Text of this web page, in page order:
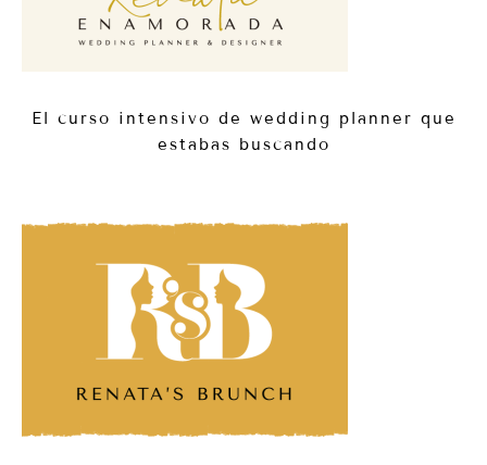
El curso intensivo de wedding planner que
estabas buscando